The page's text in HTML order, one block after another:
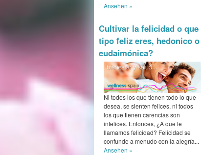
Ansehen »
Cultivar la felicidad o que
tipo feliz eres, hedonico o
eudaimónica?
Ni todos los que tienen todo lo que
desea, se sienten felices, ni todos
los que tienen carencias son
infelices. Entonces, ¿A que le
llamamos felicidad? Felicidad se
confunde a menudo con la alegría...
Ansehen »